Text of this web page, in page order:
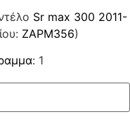
Sr max 300 2011-
ZAPM356)
: 1